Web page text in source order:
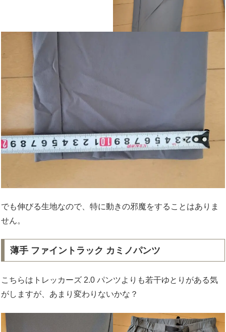
でも伸びる生地なので、特に動きの邪魔をすることはありま
せん。
薄手 ファイントラック カミノパンツ
こちらはトレッカーズ 2.0 パンツよりも若干ゆとりがある気
がしますが、あまり変わりないかな？